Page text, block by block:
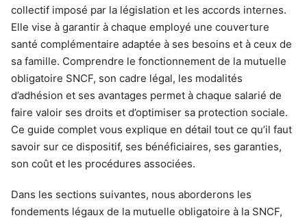
collectif imposé par la législation et les accords internes.
Elle vise à garantir à chaque employé une couverture
santé complémentaire adaptée à ses besoins et à ceux de
sa famille. Comprendre le fonctionnement de la mutuelle
obligatoire SNCF, son cadre légal, les modalités
d’adhésion et ses avantages permet à chaque salarié de
faire valoir ses droits et d’optimiser sa protection sociale.
Ce guide complet vous explique en détail tout ce qu’il faut
savoir sur ce dispositif, ses bénéficiaires, ses garanties,
son coût et les procédures associées.
Dans les sections suivantes, nous aborderons les
fondements légaux de la mutuelle obligatoire à la SNCF,